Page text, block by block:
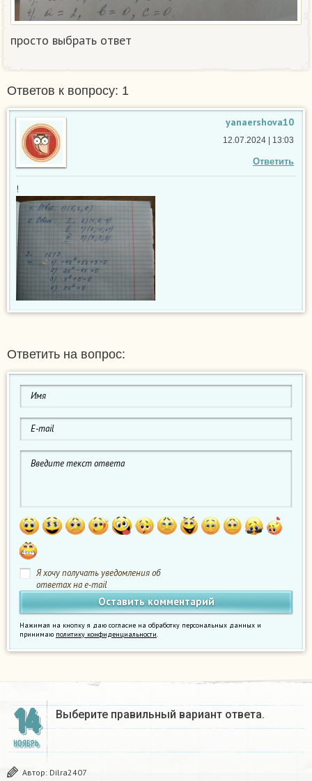
просто выбрать ответ
Ответов к вопросу: 1
yanaershova10
Ответить
12.07.2024 | 13:03
!
Ответить на вопрос:
Я хочу получать уведомления об
ответах на e-mail
Нажимая на кнопку я даю согласие на обработку персональных данных и
принимаю политику конфиденциальности
14
НОЯБРЬ
Выберите правильный вариант ответа.
Автор: Dilra2407